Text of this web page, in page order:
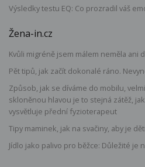
Výsledky testu EQ: Co prozradil váš
Žena-in.cz
Kvůli migréně jsem málem neměla ani
Pět tipů, jak začít dokonalé ráno.
Způsob, jak se díváme do mobilu,
skloněnou hlavou je to stejná zátěž,
vysvětluje přední fyzioterapeut
Tipy maminek, jak na svačiny, aby je
Jídlo jako palivo pro běžce: Důležité je